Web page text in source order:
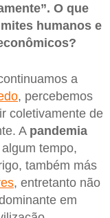
O que
humanos e
a
, percebemos
coletivamente de
A pandemia
tempo,
também más
, entretanto não
em